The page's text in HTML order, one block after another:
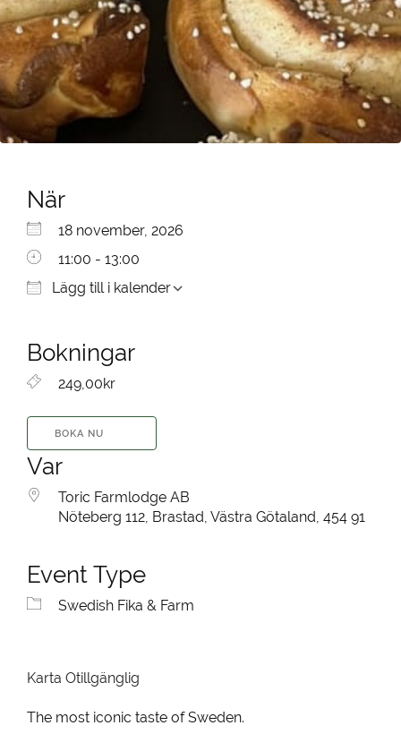
När
18 november, 2026
11:00 - 13:00
Lägg till i kalender
Ladda ner ICS
Bokningar
249,00kr
BOKA NU
Var
Toric Farmlodge AB
Nöteberg 112, Brastad, Västra Götaland, 454 91
Event Type
Swedish Fika & Farm
Karta Otillgänglig
The most iconic taste of Sweden.